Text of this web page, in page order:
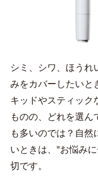
シミ、シワ、ほうれ
みをカバーしたいと
キッドやスティック
ものの、どれを選
も多いのでは？自然
いときは、"お悩み
切です。